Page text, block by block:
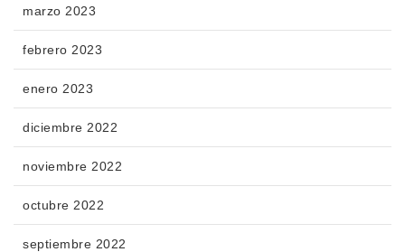
marzo 2023
febrero 2023
enero 2023
diciembre 2022
noviembre 2022
octubre 2022
septiembre 2022